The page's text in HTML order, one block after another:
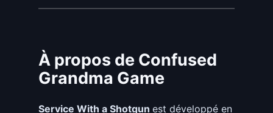
À propos de Confused
Grandma Game
Service With a Shotgun est développé en